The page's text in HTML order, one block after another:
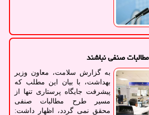
صنفی نباشند
به گزارش سلامت، معاون وزیر
بهداشت، با بیان این مطلب که
پیشرفت جایگاه پرستاری تنها از
مسیر طرح مطالبات صنفی
محقق نمی گردد، اظهار داشت: